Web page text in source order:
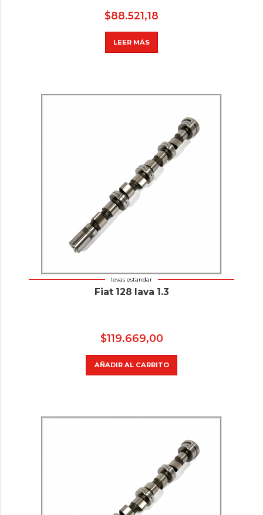
$88.521,18
LEER MÁS
levas estandar
Fiat 128 Iava 1.3
$119.669,00
AÑADIR AL CARRITO